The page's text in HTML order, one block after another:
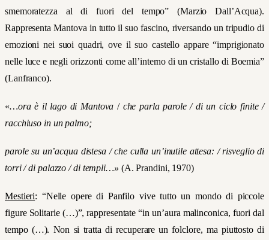
smemoratezza al di fuori del tempo” (Marzio Dall’Acqua).
Rappresenta Mantova in tutto il suo fascino, riversando un tripudio di
emozioni nei suoi quadri, ove il suo castello appare “imprigionato
nelle luce e negli orizzonti come all’interno di un cristallo di Boemia”
(Lanfranco).
«…ora è il lago di Mantova / che parla parole / di un ciclo finite /
racchiuso in un palmo;
parole su un’acqua distesa / che culla un’inutile attesa: / risveglio di
torri / di palazzo / di templi…» (A. Prandini, 1970)
Mestieri: “Nelle opere di Panfilo vive tutto un mondo di piccole
figure Solitarie (…)”, rappresentate “in un’aura malinconica, fuori dal
tempo (…). Non si tratta di recuperare un folclore, ma piuttosto di